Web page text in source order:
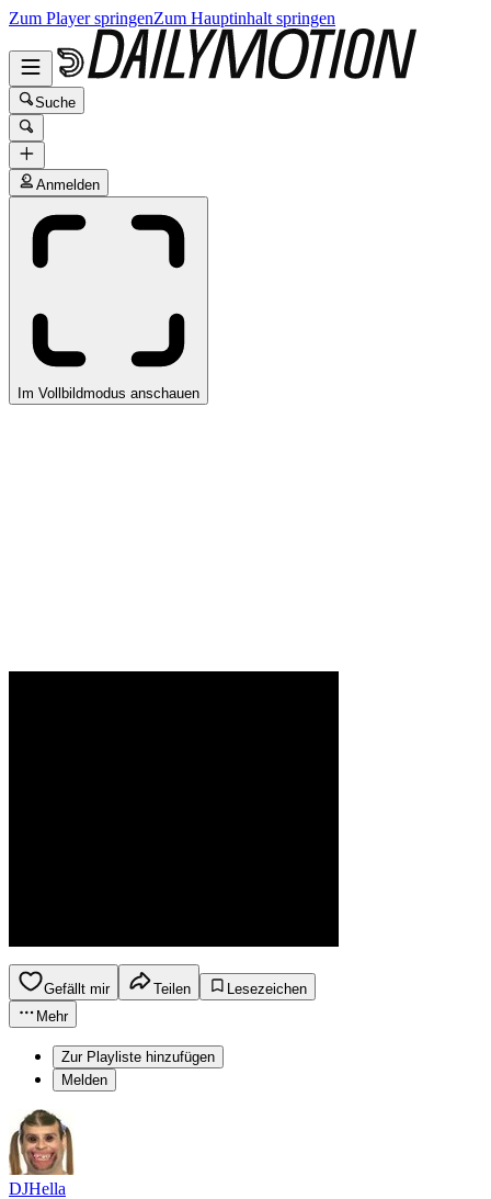
Zum Player springenZum Hauptinhalt springen
Suche
Anmelden
Im Vollbildmodus anschauen
Gefällt mir Teilen
Lesezeichen
Mehr
Zur Playliste hinzufügen
Melden
DJHella